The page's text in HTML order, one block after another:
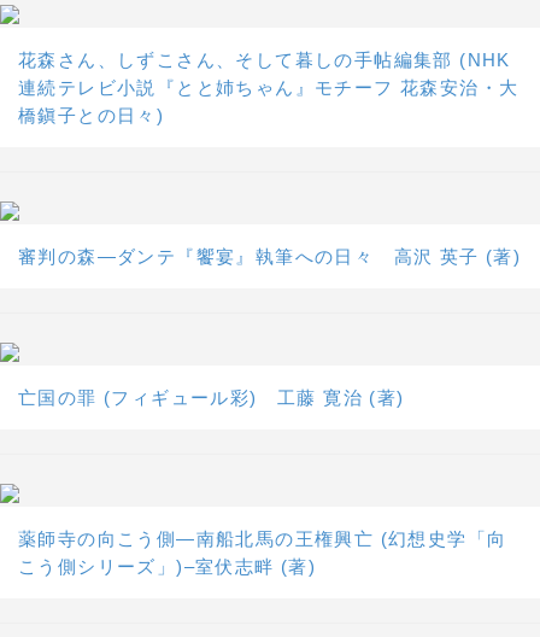
花森さん、しずこさん、そして暮しの手帖編集部 (NHK
連続テレビ小説『とと姉ちゃん』モチーフ 花森安治・大
橋鎭子との日々)
審判の森―ダンテ『饗宴』執筆への日々 高沢 英子 (著)
亡国の罪 (フィギュール彩) 工藤 寛治 (著)
薬師寺の向こう側―南船北馬の王権興亡 (幻想史学「向
こう側シリーズ」)–室伏志畔 (著)